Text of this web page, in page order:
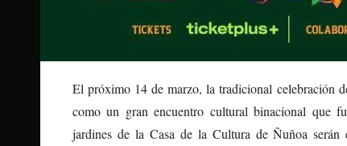
El próximo 14 de marzo, la tradicional celebración
como un gran encuentro cultural binacional que
jardines de la Casa de la Cultura de Ñuñoa